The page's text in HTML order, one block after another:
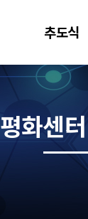
추도식
평화센